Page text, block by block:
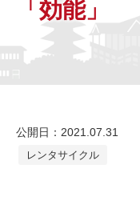
公開日：2021.07.31
レンタサイクル
「効能」